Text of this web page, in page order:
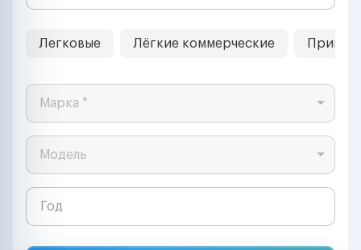
Легковые Лёгкие коммерческие
Марка *
Модель